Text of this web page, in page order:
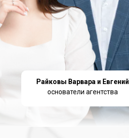
Райковы Варвара и Евгений
основатели агентства